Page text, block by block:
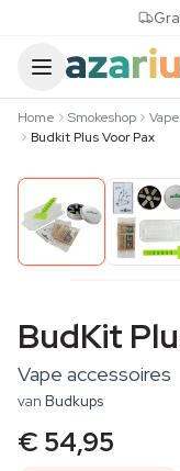
Home Smokeshop
Budkit Plus Voor Pax
BudKit
Vape accessoires
van Budkups
€ 54,95